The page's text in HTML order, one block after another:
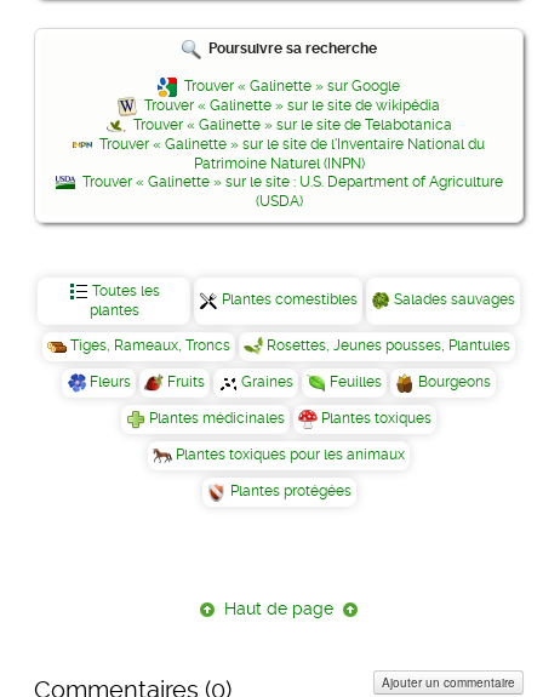
Poursuivre sa recherche
Trouver « Galinette » sur Google
Trouver « Galinette » sur le site de wikipédia
Trouver « Galinette » sur le site de Telabotanica
Trouver « Galinette » sur le site de l'Inventaire National du
Patrimoine Naturel (INPN)
Trouver « Galinette » sur le site : U.S. Department of Agriculture
(USDA)
Toutes les
plantes
Plantes comestibles Salades sauvages
Tiges, Rameaux, Troncs Rosettes, Jeunes pousses, Plantules
Fleurs Fruits Graines Feuilles Bourgeons
Plantes médicinales Plantes toxiques
Plantes toxiques pour les animaux
Plantes protégées
Haut de page
Commentaires (0) Ajouter un commentaire